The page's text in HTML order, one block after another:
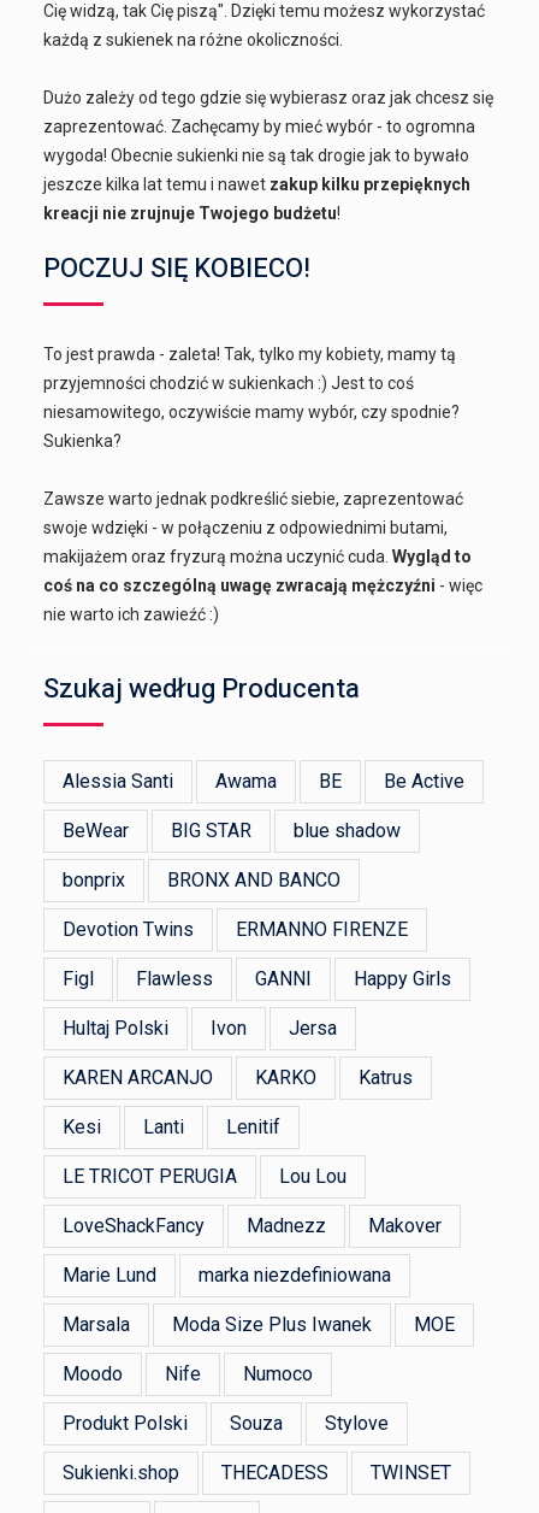
Cię widzą, tak Cię piszą". Dzięki temu możesz wykorzystać
każdą z sukienek na różne okoliczności.
Dużo zależy od tego gdzie się wybierasz oraz jak chcesz się
zaprezentować. Zachęcamy by mieć wybór - to ogromna
wygoda! Obecnie sukienki nie są tak drogie jak to bywało
jeszcze kilka lat temu i nawet zakup kilku przepięknych
kreacji nie zrujnuje Twojego budżetu!
POCZUJ SIĘ KOBIECO!
To jest prawda - zaleta! Tak, tylko my kobiety, mamy tą
przyjemności chodzić w sukienkach :) Jest to coś
niesamowitego, oczywiście mamy wybór, czy spodnie?
Sukienka?
Zawsze warto jednak podkreślić siebie, zaprezentować
swoje wdzięki - w połączeniu z odpowiednimi butami,
makijażem oraz fryzurą można uczynić cuda.Wygląd to
coś na co szczególną uwagę zwracają mężczyźni - więc
nie warto ich zawieźć :)
Szukaj według Producenta
Alessia Santi Awama BE Be Active
BeWear BIG STAR blue shadow
bonprix BRONX AND BANCO
Devotion Twins ERMANNO FIRENZE
Figl Flawless GANNI Happy Girls
Hultaj Polski Ivon Jersa
KAREN ARCANJO KARKO Katrus
Kesi Lanti Lenitif
LE TRICOT PERUGIA Lou Lou
LoveShackFancy Madnezz Makover
Marie Lund marka niezdefiniowana
Marsala Moda Size Plus Iwanek MOE
Moodo Nife Numoco
Produkt Polski Souza Stylove
Sukienki.shop THECADESS TWINSET